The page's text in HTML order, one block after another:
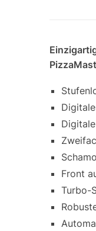
Front
Turbo-